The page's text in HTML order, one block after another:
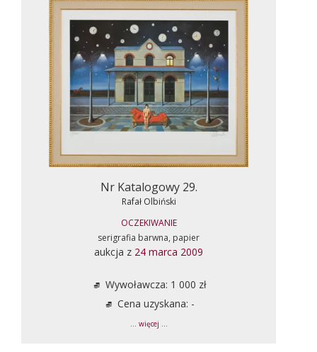
Nr Katalogowy 29.
Rafał Olbiński
OCZEKIWANIE
serigrafia barwna, papier
aukcja z 24 marca 2009
Wywoławcza: 1 000 zł
Cena uzyskana: -
... więcej ...